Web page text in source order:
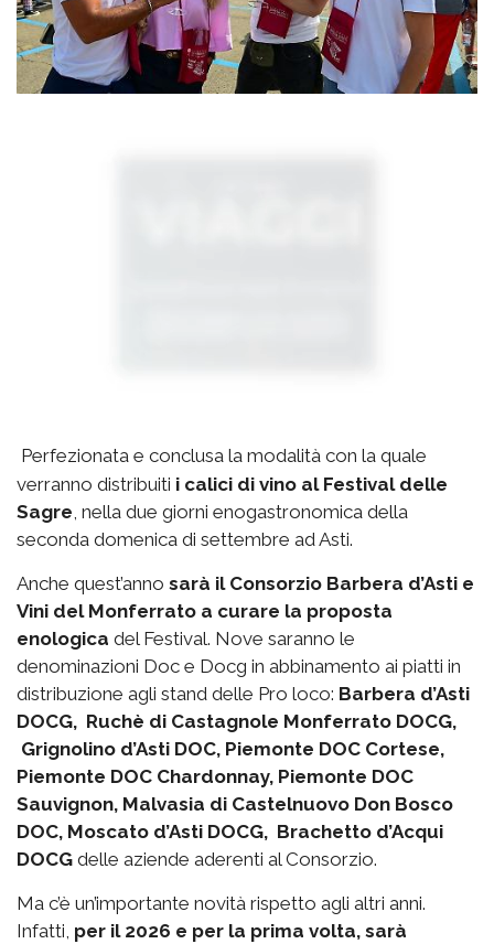
Perfezionata e conclusa la modalità con la quale
verranno distribuiti i calici di vino al Festival delle
Sagre, nella due giorni enogastronomica della
seconda domenica di settembre ad Asti.
Anche quest’anno sarà il Consorzio Barbera d’Asti e
Vini del Monferrato a curare la proposta
enologica del Festival. Nove saranno le
denominazioni Doc e Docg in abbinamento ai piatti in
distribuzione agli stand delle Pro loco: Barbera d’Asti
DOCG, Ruchè di Castagnole Monferrato DOCG,
Grignolino d’Asti DOC, Piemonte DOC Cortese,
Piemonte DOC Chardonnay, Piemonte DOC
Sauvignon, Malvasia di Castelnuovo Don Bosco
DOC, Moscato d’Asti DOCG, Brachetto d’Acqui
DOCG delle aziende aderenti al Consorzio.
Ma c’è un’importante novità rispetto agli altri anni.
Infatti, per il 2026 e per la prima volta, sarà